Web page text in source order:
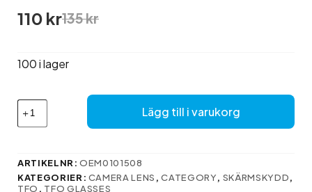
135kr
Det
ursprungliga
var:
110 krDet
nuvarande
är:
100 i lager
Set
med
linsglas
iPhone
6,1″
Lägg till i varukorg
ARTIKELNR:OEM0101508
KATEGORIER: CAMERA LENS ,CATEGORY, SKÄRMSKYDD,
TFO , TFO GLASSES